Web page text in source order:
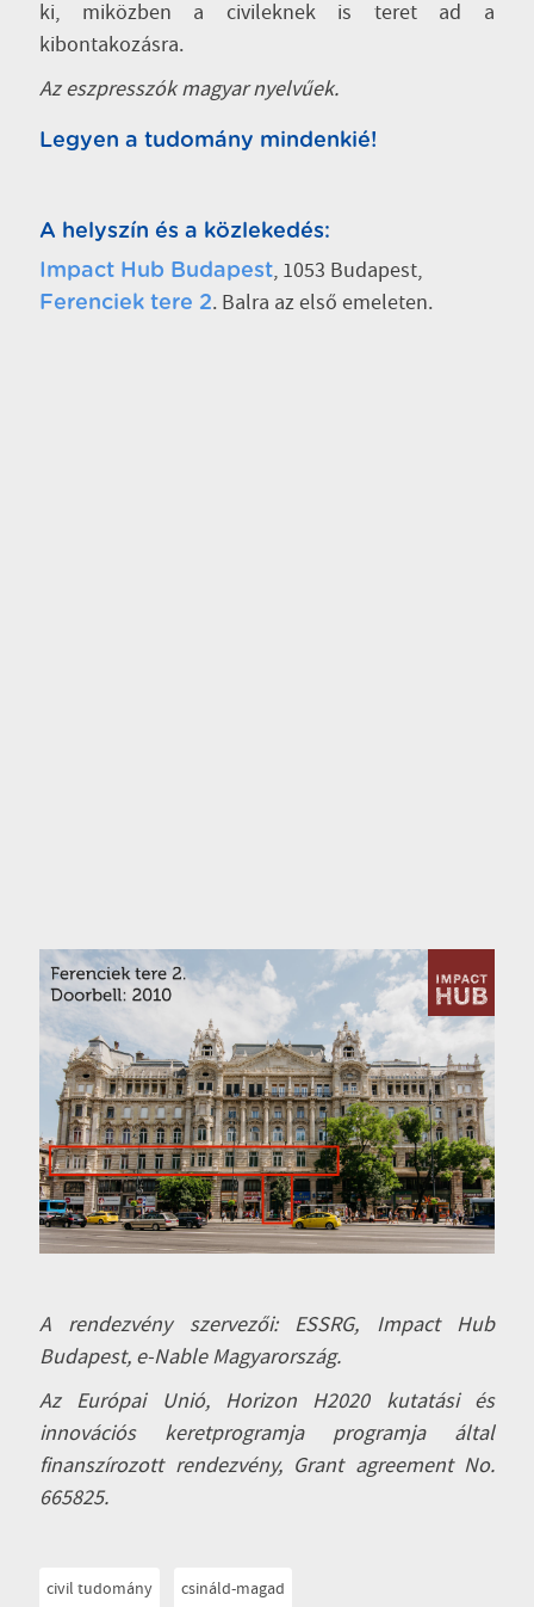
ki, miközben a civileknek is teret ad a
kibontakozásra.
Az eszpresszók magyar nyelvűek.
Legyen a tudomány mindenkié!
A helyszín és a közlekedés:
Impact Hub Budapest, 1053 Budapest,
Ferenciek tere 2. Balra az első emeleten.
A rendezvény szervezői: ESSRG, Impact Hub
Budapest, e-Nable Magyarország.
Az Európai Unió, Horizon H2020 kutatási és
innovációs keretprogramja programja által
finanszírozott rendezvény, Grant agreement No.
665825.
civil tudomány csináld-magad